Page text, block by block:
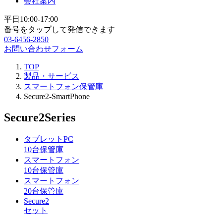
平日10:00-17:00
番号をタップして発信できます
03-6456-2850
お問い合わせフォーム
TOP
製品・サービス
スマートフォン保管庫
Secure2-SmartPhone
Secure2Series
タブレットPC
10台保管庫
スマートフォン
10台保管庫
スマートフォン
20台保管庫
Secure2
セット